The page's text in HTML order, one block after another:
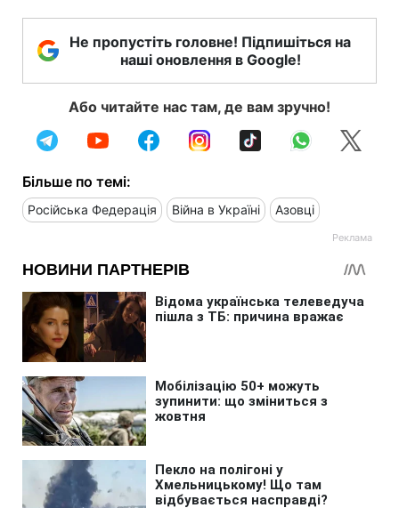
Не пропустіть головне! Підпишіться на
наші оновлення в Google!
Або читайте нас там, де вам зручно!
Більше по темі:
Російська Федерація Війна в Україні Азовці